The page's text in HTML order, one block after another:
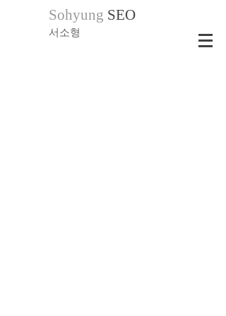
Sohyung SEO
서소형